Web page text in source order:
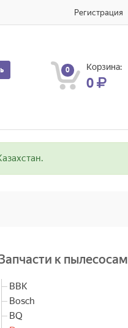
Регистрация
0 Корзина:
0
к пылесосам
BBK
Bosch
BQ